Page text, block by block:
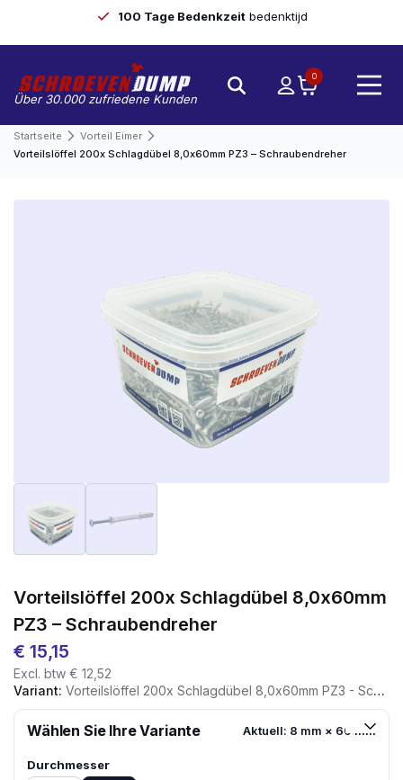
100 Tage Bedenkzeitbedenktijd
Über 30.000 zufriedene Kunden
0
Startseite
Vorteil Eimer
Vorteilslöffel 200x Schlagdübel 8,0x60mm PZ3 – Schraubendreher
Vorteilslöffel 200x Schlagdübel 8,0x60mm
PZ3 – Schraubendreher
€ 15,15
Excl. btw € 12,52
Variant: Vorteilslöffel 200x Schlagdübel 8,0x60mm PZ3 - Schraubendreher
Wählen Sie Ihre Variante Aktuell: 8 mm × 60 mm
Durchmesser